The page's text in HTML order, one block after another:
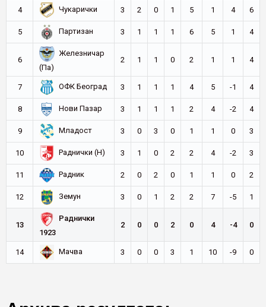
4 Чукарички 3 2 0 1 5 1 4 6
5 Партизан 3 1 1 1 6 5 1 4
6
Железничар
(Па)
2 1 1 0 2 1 1 4
7 ОФК Београд 3 1 1 1 4 5 -1 4
8 Нови Пазар 3 1 1 1 2 4 -2 4
9 Младост 3 0 3 0 1 1 0 3
10 Раднички (Н) 3 1 0 2 2 4 -2 3
11 Радник 2 0 2 0 1 1 0 2
12 Земун 3 0 1 2 2 7 -5 1
13
Раднички
1923
2 0 0 2 0 4 -4 0
14 Мачва 3 0 0 3 1 10 -9 0